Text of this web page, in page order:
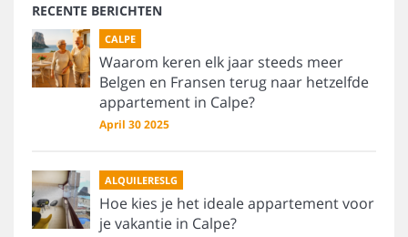
RECENTE BERICHTEN
CALPE
Waarom keren elk jaar steeds meer
Belgen en Fransen terug naar hetzelfde
appartement in Calpe?
April 30 2025
ALQUILERESLG
Hoe kies je het ideale appartement voor
je vakantie in Calpe?